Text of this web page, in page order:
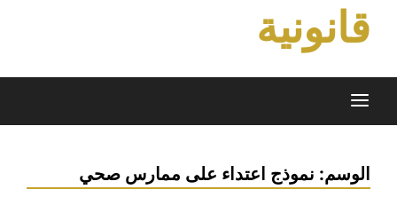
قانونية
الوسم: نموذج اعتداء على ممارس صحي